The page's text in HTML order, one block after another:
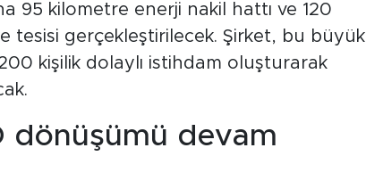
95 kilometre enerji nakil hattı ve 120
tesisi gerçekleştirilecek. Şirket, bu büyük
kişilik dolaylı istihdam oluşturarak
dönüşümü devam